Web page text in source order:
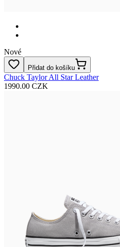
Nové
Přidat do košíku
Chuck Taylor All Star Leather
1990.00 CZK